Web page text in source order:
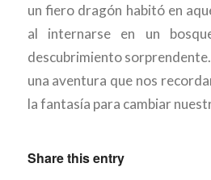
un fiero dragón habitó en
al internarse en un
descubrimiento
una aventura que nos
la fantasía para cambiar
Share this entry